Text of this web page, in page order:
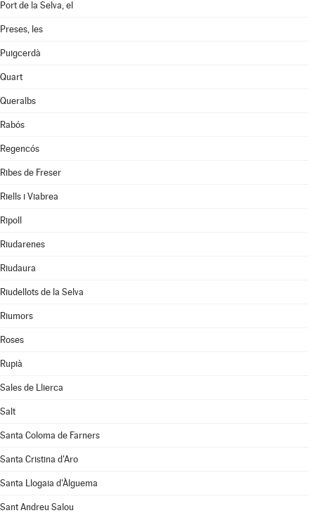
Port de la Selva, el
Preses, les
Puigcerdà
Quart
Queralbs
Rabós
Regencós
Ribes de Freser
Riells i Viabrea
Ripoll
Riudarenes
Riudaura
Riudellots de la Selva
Riumors
Roses
Rupià
Sales de Llierca
Salt
Santa Coloma de Farners
Santa Cristina d'Aro
Santa Llogaia d'Àlguema
Sant Andreu Salou